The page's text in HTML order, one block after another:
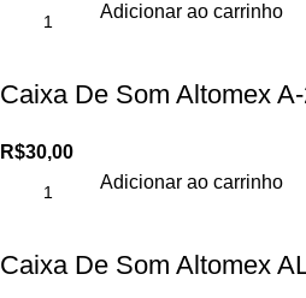
Adicionar ao carrinho
Caixa De Som Altomex
R$30,00
Adicionar ao carrinho
Caixa De Som Altomex